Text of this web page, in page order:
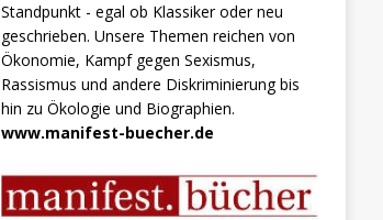
Standpunkt - egal ob Klassiker oder neu
geschrieben. Unsere Themen reichen von
Ökonomie, Kampf gegen Sexismus,
Rassismus und andere Diskriminierung bis
hin zu Ökologie und Biographien.
www.manifest-buecher.de